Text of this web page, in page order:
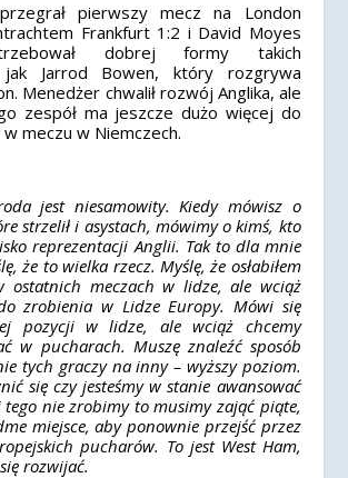
pierwszy mecz na London
Frankfurt 1:2 i David Moyes
dobrej formy takich
jak Jarrod Bowen, który rozgrywa
Menedżer chwalił rozwój Anglika, ale
zespół ma jeszcze dużo więcej do
meczu w Niemczech.
jest niesamowity. Kiedy mówisz o
strzelił i asystach, mówimy o kimś, kto
reprezentacji Anglii. Tak to dla mnie
że to wielka rzecz. Myślę, że osłabiłem
ostatnich meczach w lidze, ale wciąż
zrobienia w Lidze Europy. Mówi się
pozycji w lidze, ale wciąż chcemy
w pucharach. Muszę znaleźć sposób
tych graczy na inny – wyższy poziom.
się czy jesteśmy w stanie awansować
tego nie zrobimy to musimy zająć piąte,
miejsce, aby ponownie przejść przez
pucharów. To jest West Ham,
rozwijać.